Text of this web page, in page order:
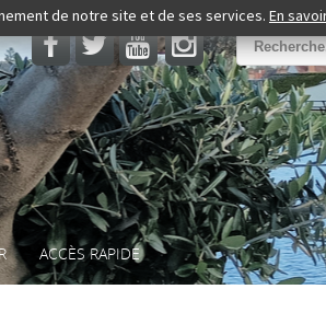
ACCÈS RAPIDE
de notre site et de ses services. En